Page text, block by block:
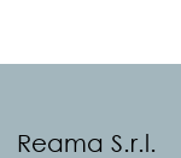
Reama S.r.l.